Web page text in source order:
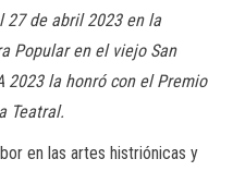
27 de abril 2023 en la
Popular en el viejo San
2023 la honró con el Premio
Teatral.
en las artes histriónicas y